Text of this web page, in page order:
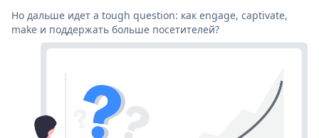
Но дальше идет a tough question: как engage, captivate,
make и поддержать больше посетителей?